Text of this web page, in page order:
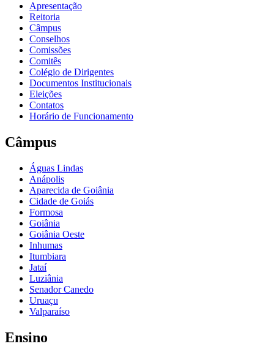
Apresentação
Reitoria
Câmpus
Conselhos
Comissões
Comitês
Colégio de Dirigentes
Documentos Institucionais
Eleições
Contatos
Horário de Funcionamento
Câmpus
Águas Lindas
Anápolis
Aparecida de Goiânia
Cidade de Goiás
Formosa
Goiânia
Goiânia Oeste
Inhumas
Itumbiara
Jataí
Luziânia
Senador Canedo
Uruaçu
Valparaíso
Ensino